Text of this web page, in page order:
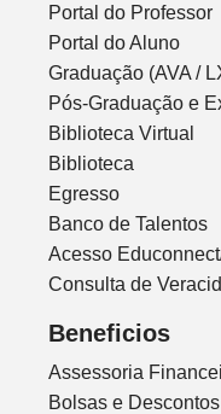
Portal do Professor
Portal do Aluno
Graduação (AVA /
Pós-Graduação e
Biblioteca Virtual
Biblioteca
Egresso
Banco de Talentos
Acesso
Consulta de
Beneficios
Assessoria
Bolsas e Descontos